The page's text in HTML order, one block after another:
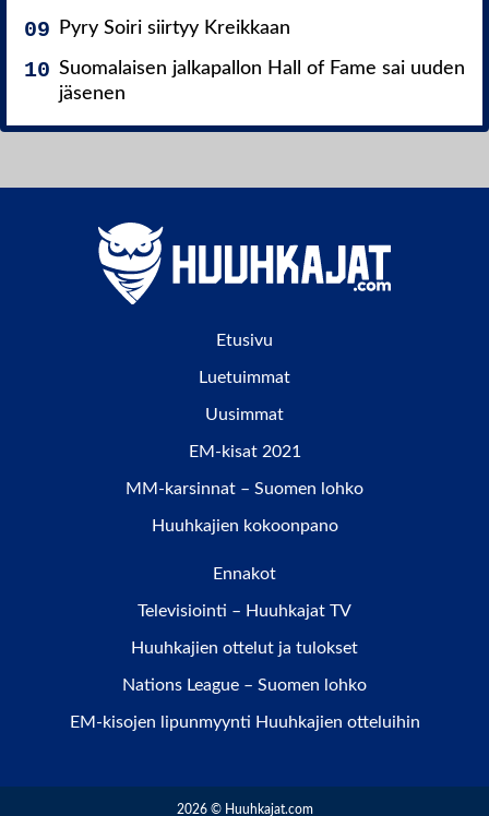
Pyry Soiri siirtyy Kreikkaan
Suomalaisen jalkapallon Hall of Fame sai uuden
jäsenen
Etusivu
Luetuimmat
Uusimmat
EM-kisat 2021
MM-karsinnat – Suomen lohko
Huuhkajien kokoonpano
Ennakot
Televisiointi – Huuhkajat TV
Huuhkajien ottelut ja tulokset
Nations League – Suomen lohko
EM-kisojen lipunmyynti Huuhkajien otteluihin
2026 © Huuhkajat.com